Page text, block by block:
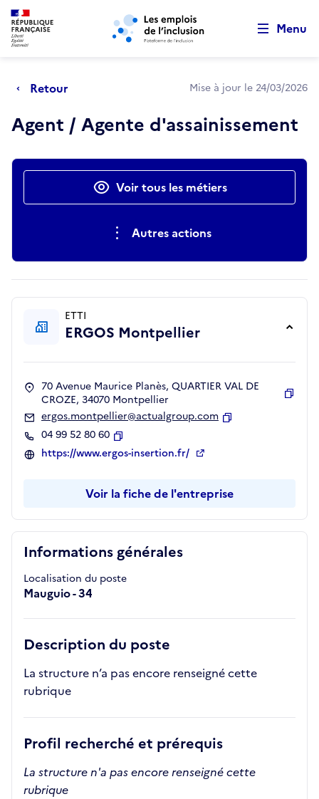
Aller au menu principal Aller au contenu principal
Menu
Retour Mise à jour le 24/03/2026
Agent / Agente d'assainissement
Actions rapidesVoir tous les métiers
Autres actions
Informations générales
Localisation du poste
Mauguio - 34
Description du poste
La structure n’a pas encore renseigné cette
rubrique
Profil recherché et prérequis
La structure n'a pas encore renseigné cette
rubrique
ETTI
ERGOS Montpellier
70 Avenue Maurice Planès, QUARTIER VAL DE
CROZE, 34070 Montpellier
ergos.montpellier@actualgroup.com
04 99 52 80 60
Copier
https://www.ergos-insertion.fr/
Voir la fiche de l'entreprise
Retour au début de la page
Panneau de gestion des cookies